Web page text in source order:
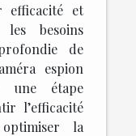
efficacité et
les besoins
de
espion
une étape
l’efficacité
la